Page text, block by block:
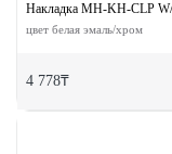
Накладка MH-KH-CLP W/
цвет белая эмаль/хром
4 778₸